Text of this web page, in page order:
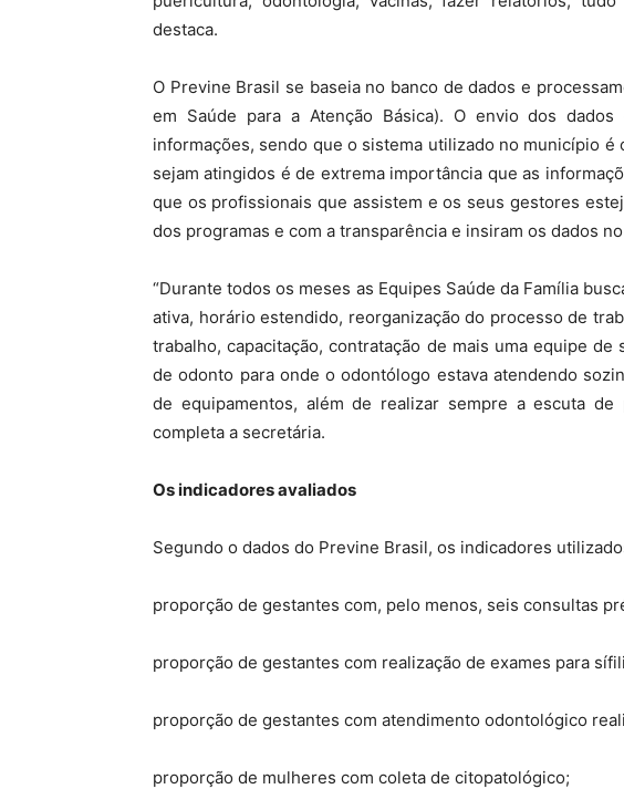
destaca.
O Previne Brasil se baseia no banco de dados e
em Saúde para a Atenção Básica). O envio dos
informações, sendo que o sistema utilizado no município é
sejam atingidos é de extrema importância que as
que os profissionais que assistem e os seus gestores
dos programas e com a transparência e insiram os dados
“Durante todos os meses as Equipes Saúde da Família
ativa, horário estendido, reorganização do processo de
trabalho, capacitação, contratação de mais uma equipe
de odonto para onde o odontólogo estava atendendo
de equipamentos, além de realizar sempre a escuta de
completa a secretária.
Os indicadores avaliados
Segundo o dados do Previne Brasil, os indicadores
proporção de gestantes com, pelo menos, seis consultas
proporção de gestantes com realização de exames para
proporção de gestantes com atendimento odontológico
proporção de mulheres com coleta de citopatológico;